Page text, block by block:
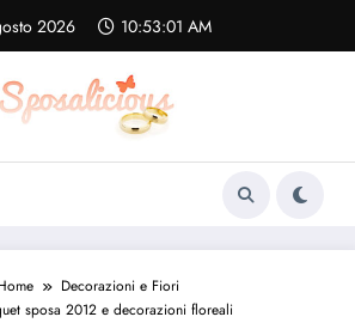
2026 10:53:02 AM
Decorazioni e Fiori
sposa 2012 e decorazioni floreali